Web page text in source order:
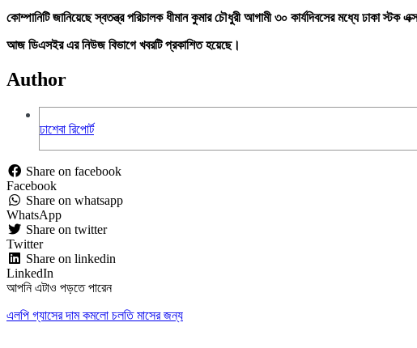
কোম্পানিটি জানিয়েছে স্বতন্ত্র পরিচালক ধীমান কুমার চৌধুরী আগামী ৩০ কার্যদিবসের মধ্যে ঢাকা স্টক
আজ ডিএসইর এর নিউজ বিভাগে খবরটি প্রকাশিত হয়েছে।
Author
ঢাশেবা রিপোর্ট
Share on facebook
Facebook
Share on whatsapp
WhatsApp
Share on twitter
Twitter
Share on linkedin
LinkedIn
আপনি এটাও পড়তে পারেন
এলপি গ্যাসের দাম কমলো চলতি মাসের জন্য